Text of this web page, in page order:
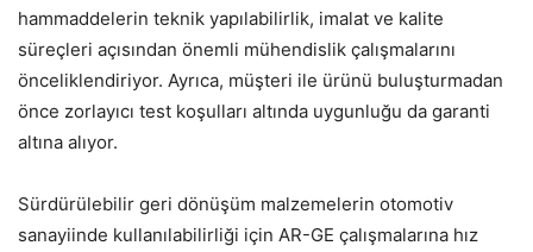
hammaddelerin teknik yapılabilirlik, imalat ve kalite
süreçleri açısından önemli mühendislik çalışmalarını
önceliklendiriyor. Ayrıca, müşteri ile ürünü buluşturmadan
önce zorlayıcı test koşulları altında uygunluğu da garanti
altına alıyor.
Sürdürülebilir geri dönüşüm malzemelerin otomotiv
sanayiinde kullanılabilirliği için AR-GE çalışmalarına hız